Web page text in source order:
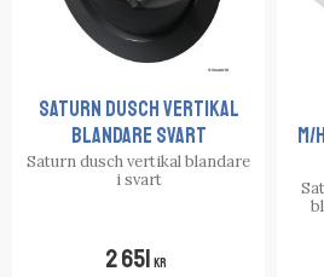
Saturn dusch vertikal
blandare svart
Saturn dusch vertikal blandare
i svart
2 651 KR